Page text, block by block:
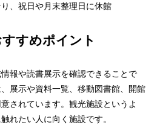
、祝日や月末整理日に休館
すめポイント
報や読書展示を確認できることで
展示や資料一覧、移動図書館、開館
されています。観光施設というよ
れたい人に向く施設です。